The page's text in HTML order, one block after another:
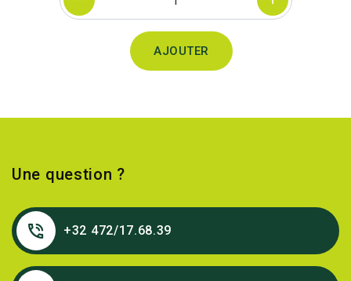
AJOUTER
Une question ?
+32 472/17.68.39